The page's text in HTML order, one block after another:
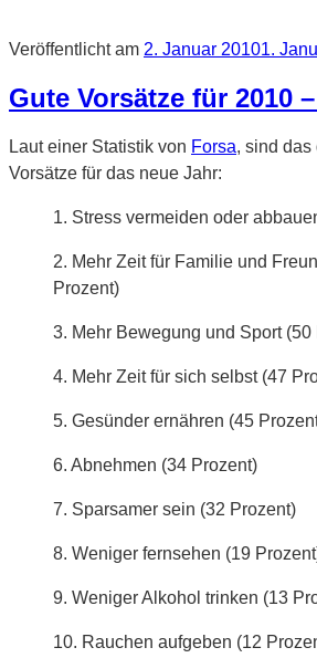
Veröffentlicht am 2. Januar 20101.
Gute Vorsätze für 2010
Laut einer Statistik von Forsa, sind das
Vorsätze für das neue Jahr:
1. Stress vermeiden oder
2. Mehr Zeit für Familie und
Prozent)
3. Mehr Bewegung und Sport (50
4. Mehr Zeit für sich selbst (47
5. Gesünder ernähren (45
6. Abnehmen (34 Prozent)
7. Sparsamer sein (32 Prozent)
8. Weniger fernsehen (19
9. Weniger Alkohol trinken (13
10. Rauchen aufgeben (12